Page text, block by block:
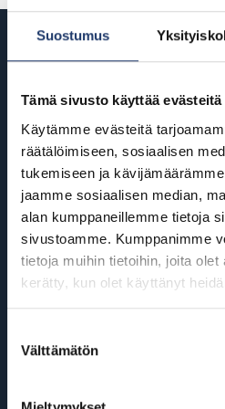
Suostumus
Tämä sivusto käyttää evästeitä
Käytämme evästeitä
räätälöimiseen, sosiaalisen
tukemiseen ja
jaamme sosiaalisen median,
alan kumppaneillemme tietoja
sivustoamme. Kumppanimme
tietoja muihin tietoihin, joita olet
kerätty, kun olet käyttänyt
valinta
Välttämätön